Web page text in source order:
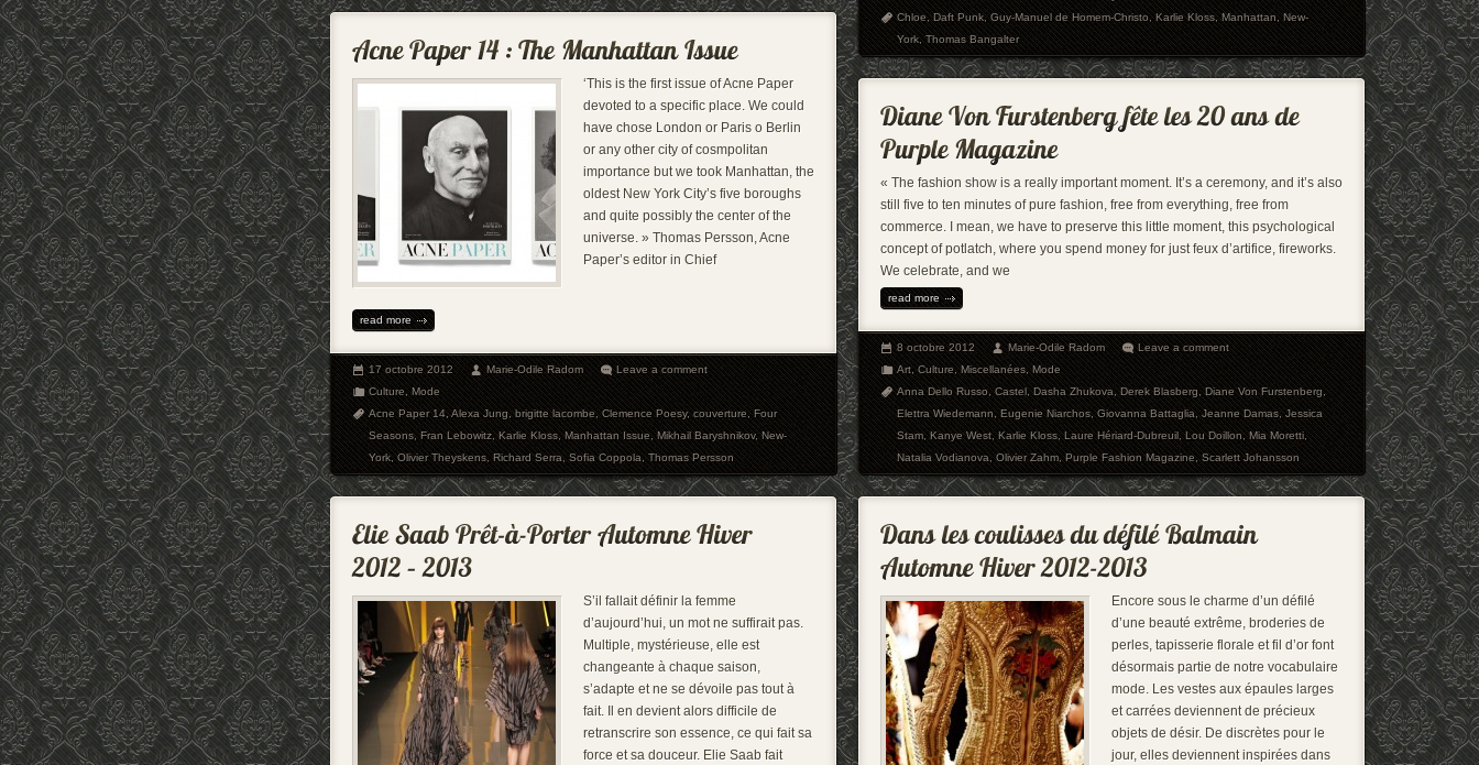
Chloe,Daft Punk,Guy-Manuel de Homem-Christo,Karlie Kloss,Manhattan,New-
York,Thomas Bangalter
‘This is the first issue of Acne Paper
devoted to a specific place. We could
have chose London or Paris o Berlin
or any other city of cosmpolitan
importance but we took Manhattan, the
oldest New York City’s five boroughs
and quite possibly the center of the
universe. » Thomas Persson, Acne
Paper’s editor in Chief
read more
17 octobre 2012 Marie-Odile Radom
Leave a comment
Culture,Mode
Acne Paper 14,Alexa Jung,brigitte lacombe,Clemence Poesy,couverture,Four
Seasons,Fran Lebowitz,Karlie Kloss,Manhattan Issue,Mikhail Baryshnikov,New-
York,Olivier Theyskens,Richard Serra,Sofia Coppola,Thomas Persson
« The fashion show is a really important moment. It’s a ceremony, and it’s also
still five to ten minutes of pure fashion, free from everything, free from
commerce. I mean, we have to preserve this little moment, this psychological
concept of potlatch, where you spend money for just feux d’artifice, fireworks.
We celebrate, and we
read more
8 octobre 2012 Marie-Odile Radom
Leave a comment
Art,Culture,Miscellanées,Mode
Anna Dello Russo,Castel,Dasha Zhukova,Derek Blasberg,Diane Von Furstenberg,
Elettra Wiedemann,Eugenie Niarchos,Giovanna Battaglia,Jeanne Damas,Jessica
Stam,Kanye West,Karlie Kloss,Laure Hériard-Dubreuil,Lou Doillon,Mia Moretti,
Natalia Vodianova,Olivier Zahm,Purple Fashion Magazine,Scarlett Johansson
S’il fallait définir la femme
d’aujourd’hui, un mot ne suffirait pas.
Multiple, mystérieuse, elle est
changeante à chaque saison,
s’adapte et ne se dévoile pas tout à
fait. Il en devient alors difficile de
retranscrire son essence, ce qui fait sa
force et sa douceur. Elie Saab fait
Encore sous le charme d’un défilé
d’une beauté extrême, broderies de
perles, tapisserie florale et fil d’or font
désormais partie de notre vocabulaire
mode. Les vestes aux épaules larges
et carrées deviennent de précieux
objets de désir. De discrètes pour le
jour, elles deviennent inspirées dans